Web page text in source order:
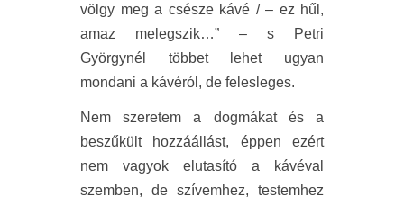
völgy meg a csésze kávé / – ez hűl,
amaz melegszik…” – s Petri
Györgynél többet lehet ugyan
mondani a kávéról, de felesleges.
Nem szeretem a dogmákat és a
beszűkült hozzáállást, éppen ezért
nem vagyok elutasító a kávéval
szemben, de szívemhez, testemhez